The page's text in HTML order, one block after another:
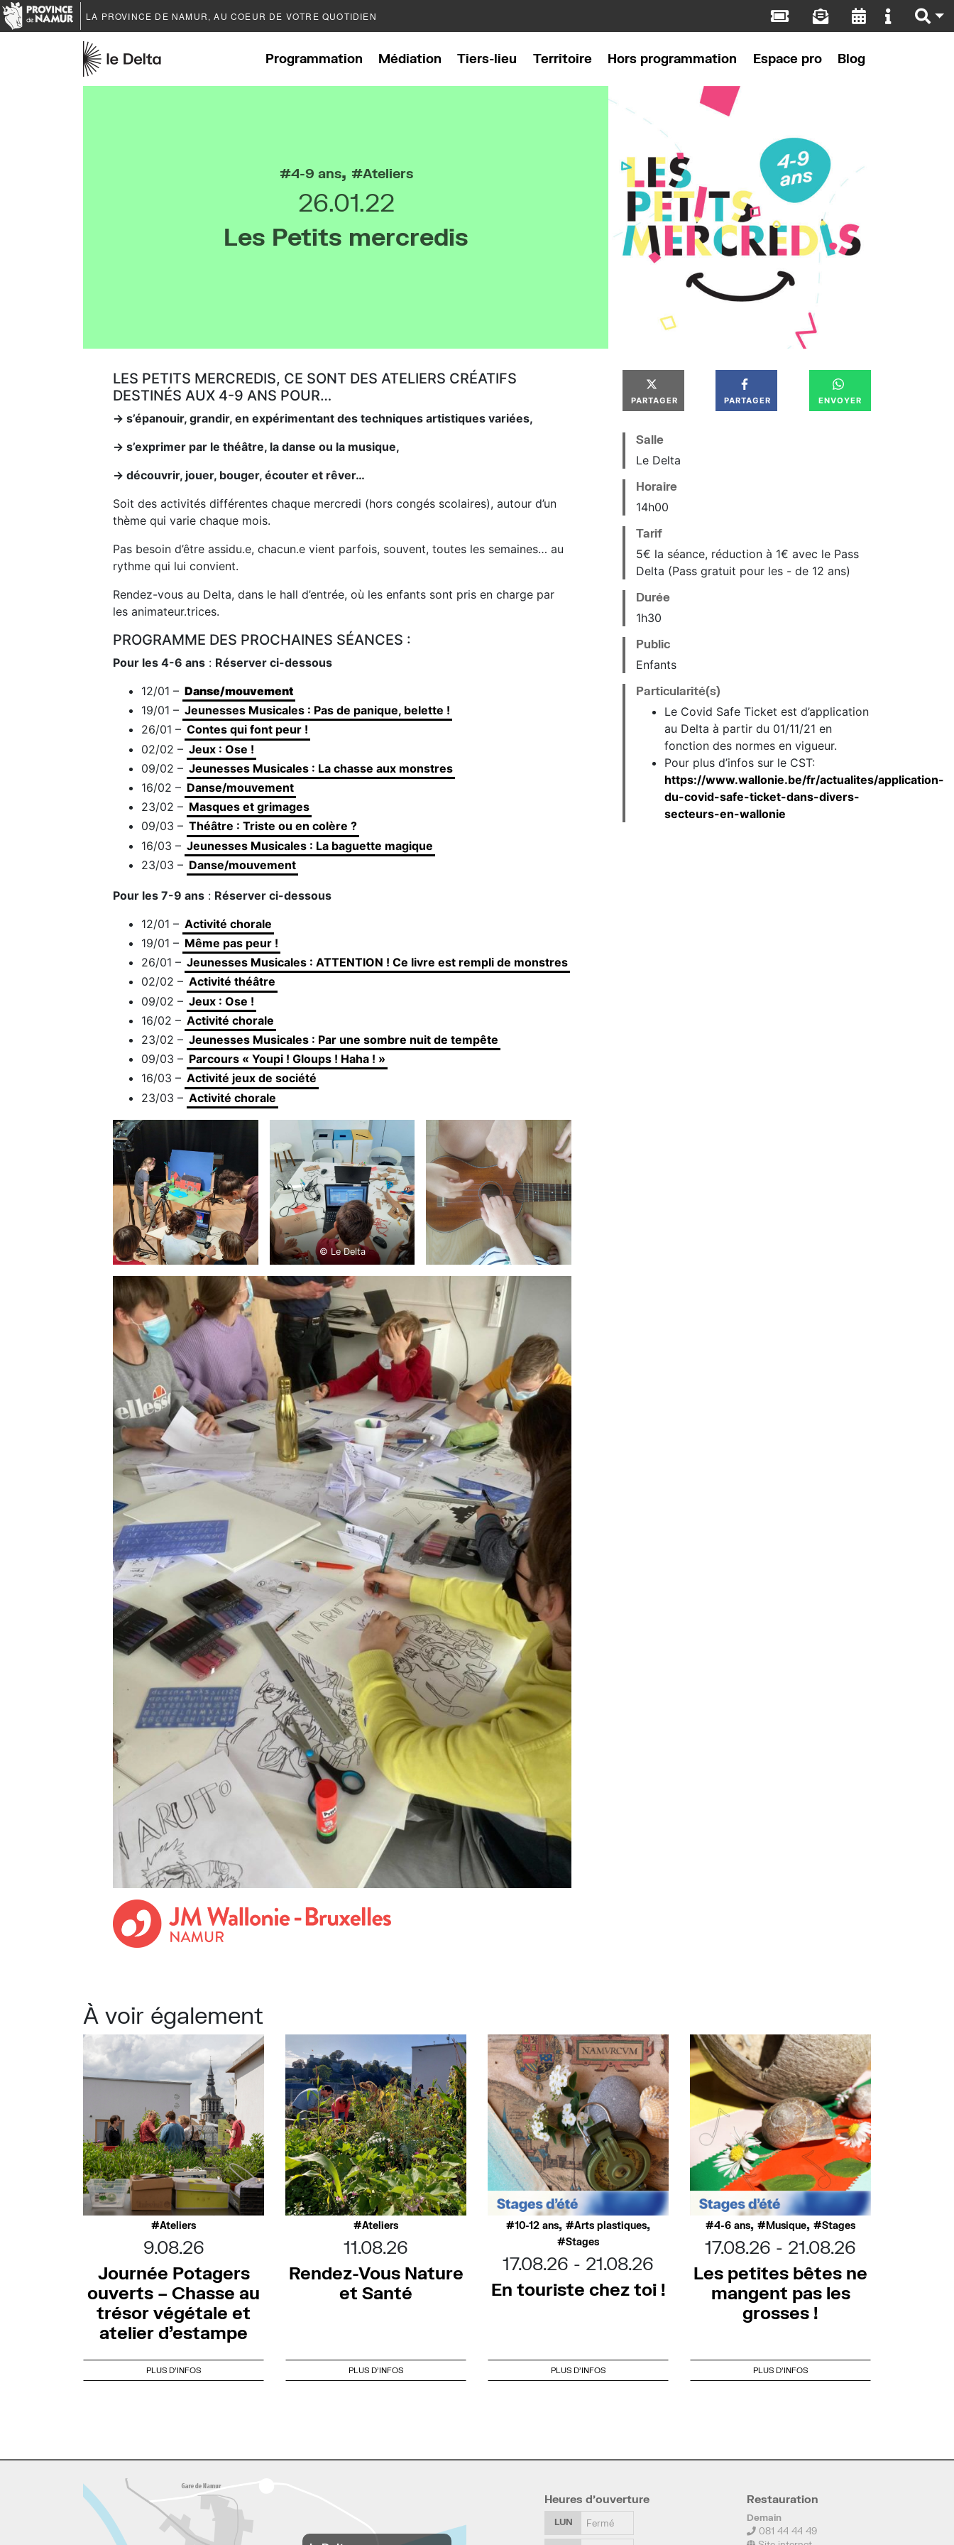
LA PROVINCE DE NAMUR, AU COEUR DE VOTRE QUOTIDIEN
Programmation Médiation Tiers-lieu Territoire Hors programmation Espace pro Blog
4-9 ans, Ateliers
26.01.22
Les Petits mercredis
LES PETITS MERCREDIS, CE SONT DES ATELIERS CRÉATIFS
DESTINÉS AUX 4-9 ANS POUR…
→ s’épanouir, grandir, en expérimentant des techniques artistiques variées,
→ s’exprimer par le théâtre, la danse ou la musique,
→ découvrir, jouer, bouger, écouter et rêver…
Soit des activités différentes chaque mercredi (hors congés scolaires), autour d’un
thème qui varie chaque mois.
Pas besoin d’être assidu.e, chacun.e vient parfois, souvent, toutes les semaines… au
rythme qui lui convient.
Rendez-vous au Delta, dans le hall d’entrée, où les enfants sont pris en charge par
les animateur.trices.
PROGRAMME DES PROCHAINES SÉANCES :
Pour les 4-6 ans : Réserver ci-dessous
12/01 – Danse/mouvement
19/01 – Jeunesses Musicales : Pas de panique, belette !
26/01 – Contes qui font peur !
02/02 – Jeux : Ose !
09/02 – Jeunesses Musicales : La chasse aux monstres
16/02 – Danse/mouvement
23/02 – Masques et grimages
09/03 – Théâtre : Triste ou en colère ?
16/03 – Jeunesses Musicales : La baguette magique
23/03 – Danse/mouvement
Pour les 7-9 ans : Réserver ci-dessous
12/01 – Activité chorale
19/01 – Même pas peur !
26/01 – Jeunesses Musicales : ATTENTION ! Ce livre est rempli de monstres
02/02 – Activité théâtre
09/02 – Jeux : Ose !
16/02 – Activité chorale
23/02 – Jeunesses Musicales : Par une sombre nuit de tempête
09/03 – Parcours « Youpi ! Gloups ! Haha ! »
16/03 – Activité jeux de société
23/03 – Activité chorale
© Le Delta
PARTAGER PARTAGER ENVOYER
Salle
Le Delta
Horaire
14h00
Tarif
5€ la séance, réduction à 1€ avec le Pass
Delta (Pass gratuit pour les - de 12 ans)
Durée
1h30
Public
Enfants
Particularité(s)
Le Covid Safe Ticket est d’application
au Delta à partir du 01/11/21 en
fonction des normes en vigueur.
Pour plus d’infos sur le CST:
https://www.wallonie.be/fr/actualites/application-
du-covid-safe-ticket-dans-divers-
secteurs-en-wallonie
À voir également
Ateliers
9.08.26
Journée Potagers
ouverts – Chasse au
trésor végétale et
atelier d’estampe
PLUS D'INFOS
Ateliers
11.08.26
Rendez-Vous Nature
et Santé
PLUS D'INFOS
10-12 ans, Arts plastiques,
Stages
17.08.26
21.08.26
En touriste chez toi !
PLUS D'INFOS
4-6 ans, Musique, Stages
17.08.26
21.08.26
Les petites bêtes ne
mangent pas les
grosses !
PLUS D'INFOS
Heures d’ouverture
LUN Fermé
Restauration
Demain
081 44 44 49